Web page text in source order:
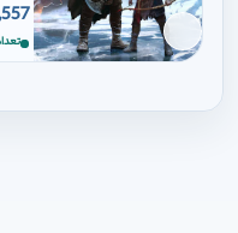
برای افزودن وارد شوید